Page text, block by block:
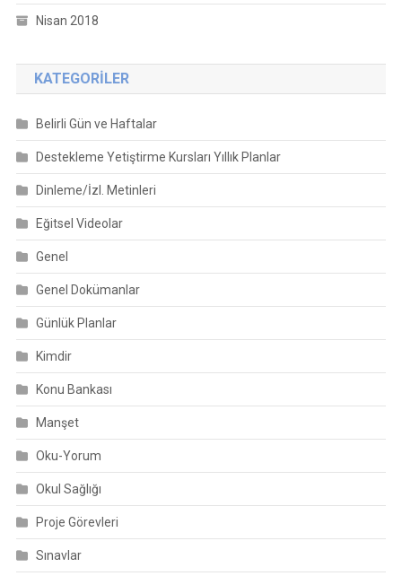
Nisan 2018
KATEGORILER
Belirli Gün ve Haftalar
Destekleme Yetiştirme Kursları Yıllık Planlar
Dinleme/İzl. Metinleri
Eğitsel Videolar
Genel
Genel Dokümanlar
Günlük Planlar
Kimdir
Konu Bankası
Manşet
Oku-Yorum
Okul Sağlığı
Proje Görevleri
Sınavlar